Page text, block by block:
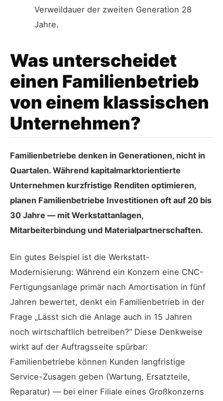
Verweildauer der zweiten Generation 28
Jahre.
Was unterscheidet
einen Familienbetrieb
von einem klassischen
Unternehmen?
Familienbetriebe denken in Generationen, nicht in
Quartalen. Während kapitalmarktorientierte
Unternehmen kurzfristige Renditen optimieren,
planen Familienbetriebe Investitionen oft auf 20 bis
30 Jahre — mit Werkstattanlagen,
Mitarbeiterbindung und Materialpartnerschaften.
Ein gutes Beispiel ist die Werkstatt-
Modernisierung: Während ein Konzern eine CNC-
Fertigungsanlage primär nach Amortisation in fünf
Jahren bewertet, denkt ein Familienbetrieb in der
Frage „Lässt sich die Anlage auch in 15 Jahren
noch wirtschaftlich betreiben?“ Diese Denkweise
wirkt auf der Auftragsseite spürbar:
Familienbetriebe können Kunden langfristige
Service-Zusagen geben (Wartung, Ersatzteile,
Reparatur) — bei einer Filiale eines Großkonzerns